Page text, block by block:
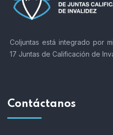
Coljuntas está integrado por
17 Juntas de Calificación de
Contáctanos